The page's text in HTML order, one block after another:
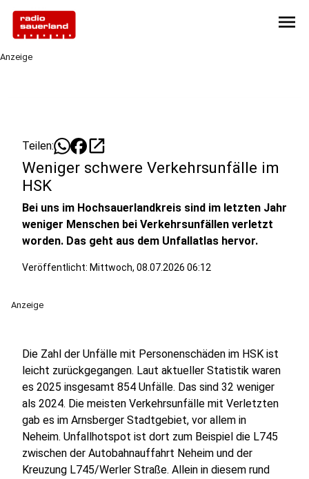
menu
Anzeige
Teilen: open_in_new
Weniger schwere Verkehrsunfälle im
HSK
Bei uns im Hochsauerlandkreis sind im letzten Jahr
weniger Menschen bei Verkehrsunfällen verletzt
worden. Das geht aus dem Unfallatlas hervor.
Veröffentlicht: Mittwoch, 08.07.2026 06:12
Anzeige
Die Zahl der Unfälle mit Personenschäden im HSK ist
leicht zurückgegangen. Laut aktueller Statistik waren
es 2025 insgesamt 854 Unfälle. Das sind 32 weniger
als 2024. Die meisten Verkehrsunfälle mit Verletzten
gab es im Arnsberger Stadtgebiet, vor allem in
Neheim. Unfallhotspot ist dort zum Beispiel die L745
zwischen der Autobahnauffahrt Neheim und der
Kreuzung L745/Werler Straße. Allein in diesem rund